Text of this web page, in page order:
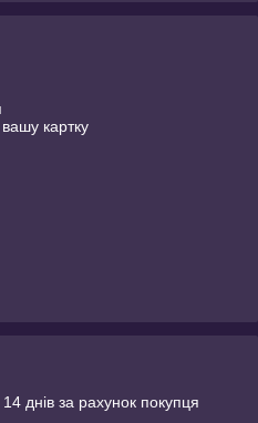
картку
днів за рахунок покупця